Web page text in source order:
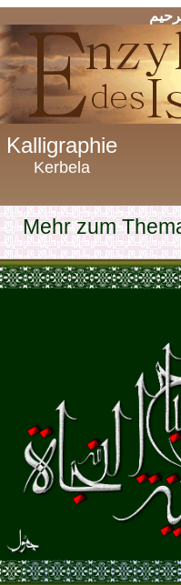
Kalligraphie
Kerbela
Mehr zum